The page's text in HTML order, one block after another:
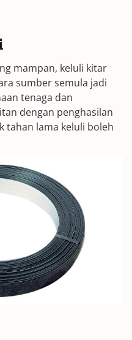
mampan, keluli kitar
sumber semula jadi
tenaga dan
dengan penghasilan
tahan lama keluli boleh